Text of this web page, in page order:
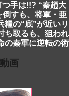
手は!!? “秦趙大
すも、将軍・亜
の“底”が近いリ
ち取るも、狙われ
の秦軍に逆転の術
画